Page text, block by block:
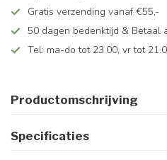
Gratis verzending vanaf €55,-
50 dagen bedenktijd & Betaal
Tel: ma-do tot 23.00, vr tot
Productomschrijving
Specificaties